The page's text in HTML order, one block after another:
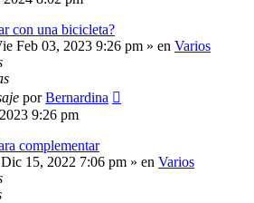
con una bicicleta?
Feb 03, 2023 9:26 pm » en Varios
porBernardina
9:26 pm
complementar
Dic 15, 2022 7:06 pm » en Varios